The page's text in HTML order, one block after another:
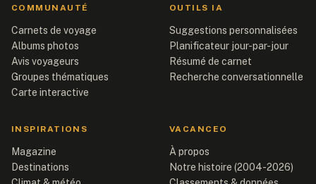
COMMUNAUTÉ
Carnets de voyage
Albums photos
Avis voyageurs
Groupes thématiques
Carte interactive
OUTILS IA
Suggestions personnalisées
Planificateur jour-par-jour
Résumé de carnet
Recherche conversationnelle
INSPIRATIONS
Magazine
Destinations
VACANCEO
À propos
Notre histoire (2004-2026)